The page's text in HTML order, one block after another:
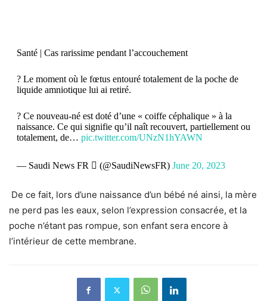
Santé | Cas rarissime pendant l’accouchement
? Le moment où le fœtus entouré totalement de la poche de
liquide amniotique lui ai retiré.
? Ce nouveau-né est doté d’une « coiffe céphalique » à la
naissance. Ce qui signifie qu’il naît recouvert, partiellement ou
totalement, de… pic.twitter.com/UNzN1hYAWN
— Saudi News FR  (@SaudiNewsFR) June 20, 2023
De ce fait, lors d’une naissance d’un bébé né ainsi, la mère
ne perd pas les eaux, selon l’expression consacrée, et la
poche n’étant pas rompue, son enfant sera encore à
l’intérieur de cette membrane.